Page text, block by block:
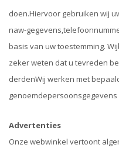
doen.Hiervoor gebruiken wij
naw-
basis van uw toestemming.
zeker weten dat u tevreden
derdenWij werken met
Advertenties
Onze webwinkel vertoont